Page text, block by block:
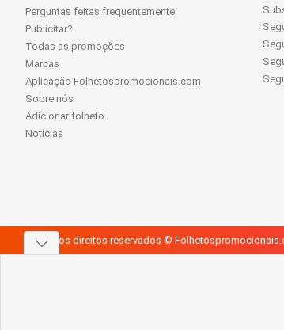
Perguntas feitas frequentemente
Publicitar?
Todas as promoções
Marcas
Aplicação Folhetospromocionais.com
Sobre nós
Adicionar folheto
Notícias
Todos os direitos reservados ©